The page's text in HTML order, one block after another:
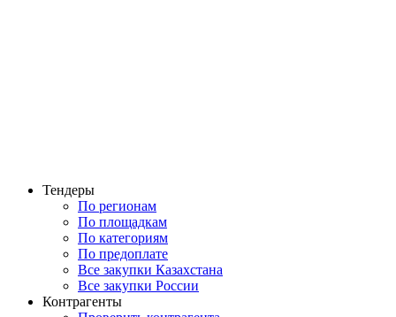
Тендеры
По регионам
По площадкам
По категориям
По предоплате
Все закупки Казахстана
Все закупки России
Контрагенты